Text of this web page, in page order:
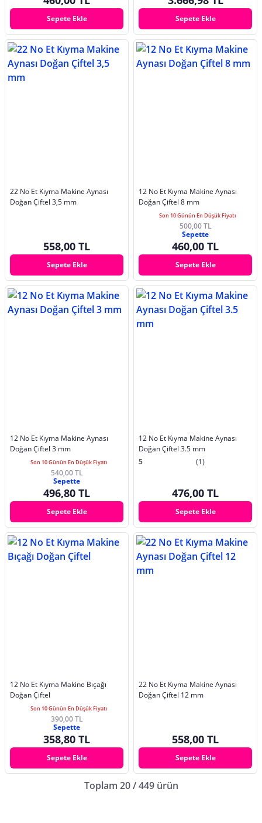
Sepete Ekle Sepete Ekle
22 No Et Kıyma Makine Aynası
Doğan Çiftel 3,5 mm
558,00 TL
Sepete Ekle
12 No Et Kıyma Makine Aynası
Doğan Çiftel 8 mm
Son 10 Günün En Düşük Fiyatı
500,00 TL
Sepette
460,00 TL
Sepete Ekle
12 No Et Kıyma Makine Aynası
Doğan Çiftel 3 mm
Son 10 Günün En Düşük Fiyatı
540,00 TL
Sepette
496,80 TL
Sepete Ekle
12 No Et Kıyma Makine Aynası
Doğan Çiftel 3.5 mm
5
(1)
476,00 TL
Sepete Ekle
12 No Et Kıyma Makine Bıçağı
Doğan Çiftel
Son 10 Günün En Düşük Fiyatı
390,00 TL
Sepette
358,80 TL
Sepete Ekle
22 No Et Kıyma Makine Aynası
Doğan Çiftel 12 mm
558,00 TL
Sepete Ekle
Toplam 20 / 449 ürün